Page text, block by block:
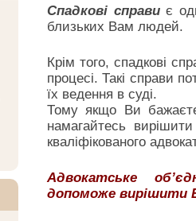
Спадкові справиє
близьких Вам людей.
Крім того, спадкові
процесі. Такі справи
їх ведення в суді.
Тому якщо Ви
намагайтесь
кваліфікованого
Адвокатське
допоможе вирішити